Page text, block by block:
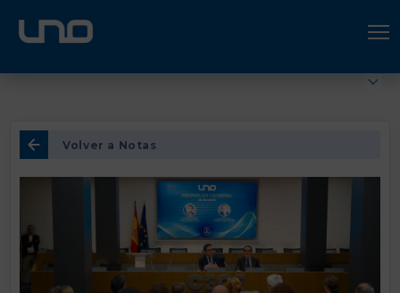
ÚNETE A UNO LOGÍSTICA
Volver a Notas